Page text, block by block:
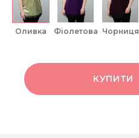
оливка фіолетова чорниця
КУПИТИ